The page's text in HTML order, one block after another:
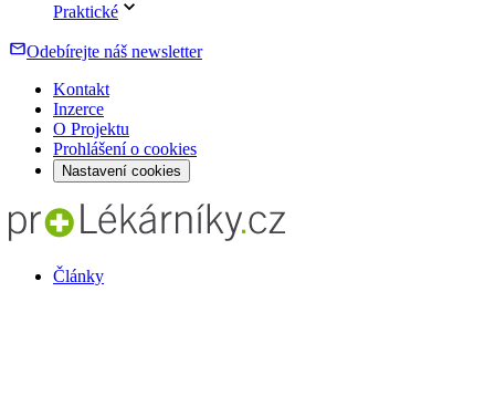
Praktické
Odebírejte náš newsletter
Kontakt
Inzerce
O Projektu
Prohlášení o cookies
Nastavení cookies
Články